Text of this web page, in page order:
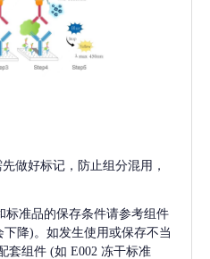
做好标记，防止组分混用，
标准品的保存条件请参考组件
下降)。如发生使用或保存不当
套组件 (如 E002 冻干标准